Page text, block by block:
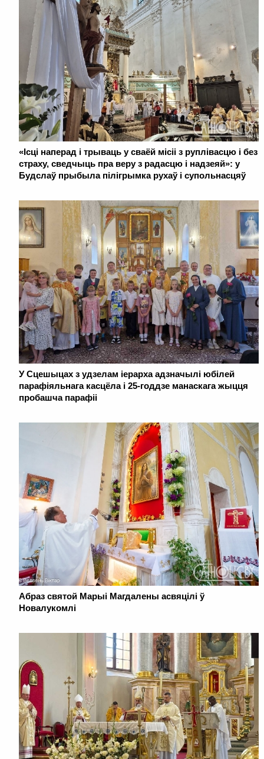
«Ісці наперад і трываць у сваёй місіі з руплівасцю і без
страху, сведчыць пра веру з радасцю і надзеяй»: у
Будслаў прыбыла пілігрымка рухаў і супольнасцяў
У Сцешыцах з удзелам іерарха адзначылі юбілей
парафіяльнага касцёла і 25-годдзе манаскага жыцця
пробашча парафіі
Абраз святой Марыі Магдалены асвяцілі ў
Новалукомлі